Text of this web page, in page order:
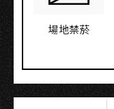
場地禁菸